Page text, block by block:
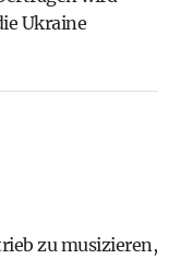
Ukraine
zu musizieren,